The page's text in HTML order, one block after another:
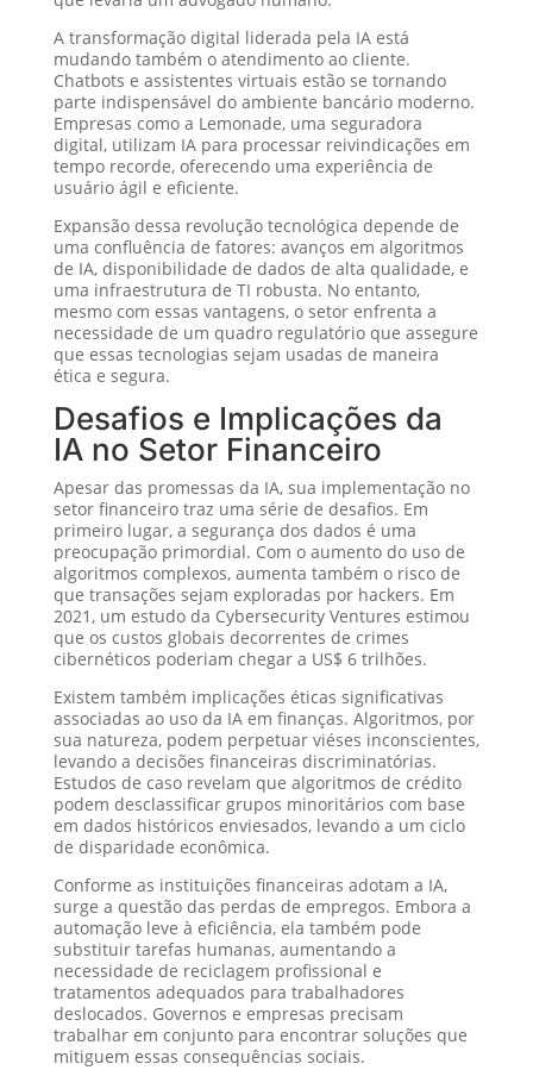
A transformação digital liderada pela IA está
mudando também o atendimento ao cliente.
Chatbots e assistentes virtuais estão se tornando
parte indispensável do ambiente bancário moderno.
Empresas como a Lemonade, uma seguradora
digital, utilizam IA para processar reivindicações em
tempo recorde, oferecendo uma experiência de
usuário ágil e eficiente.
Expansão dessa revolução tecnológica depende de
uma confluência de fatores: avanços em algoritmos
de IA, disponibilidade de dados de alta qualidade, e
uma infraestrutura de TI robusta. No entanto,
mesmo com essas vantagens, o setor enfrenta a
necessidade de um quadro regulatório que assegure
que essas tecnologias sejam usadas de maneira
ética e segura.
Desafios e Implicações da
IA no Setor Financeiro
Apesar das promessas da IA, sua implementação no
setor financeiro traz uma série de desafios. Em
primeiro lugar, a segurança dos dados é uma
preocupação primordial. Com o aumento do uso de
algoritmos complexos, aumenta também o risco de
que transações sejam exploradas por hackers. Em
2021, um estudo da Cybersecurity Ventures estimou
que os custos globais decorrentes de crimes
cibernéticos poderiam chegar a US$ 6 trilhões.
Existem também implicações éticas significativas
associadas ao uso da IA em finanças. Algoritmos, por
sua natureza, podem perpetuar viéses inconscientes,
levando a decisões financeiras discriminatórias.
Estudos de caso revelam que algoritmos de crédito
podem desclassificar grupos minoritários com base
em dados históricos enviesados, levando a um ciclo
de disparidade econômica.
Conforme as instituições financeiras adotam a IA,
surge a questão das perdas de empregos. Embora a
automação leve à eficiência, ela também pode
substituir tarefas humanas, aumentando a
necessidade de reciclagem profissional e
tratamentos adequados para trabalhadores
deslocados. Governos e empresas precisam
trabalhar em conjunto para encontrar soluções que
mitiguem essas consequências sociais.